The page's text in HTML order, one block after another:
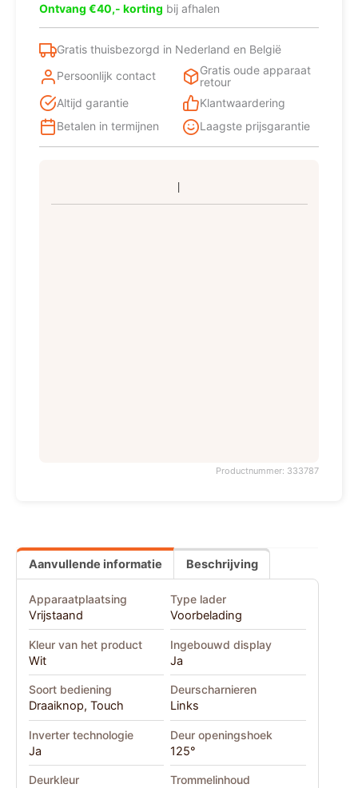
Ontvang €40,- korting bij afhalen
Gratis thuisbezorgd in Nederland en België
Persoonlijk contact
Gratis oude apparaat
retour
Altijd garantie
Klantwaardering
Betalen in termijnen
Laagste prijsgarantie
Productnummer: 333787
Aanvullende informatie Beschrijving
Apparaatplaatsing
Vrijstaand
Type lader
Voorbelading
Kleur van het product
Wit
Ingebouwd display
Ja
Soort bediening
Draaiknop, Touch
Deurscharnieren
Links
Inverter technologie
Ja
Deur openingshoek
125°
Deurkleur Trommelinhoud